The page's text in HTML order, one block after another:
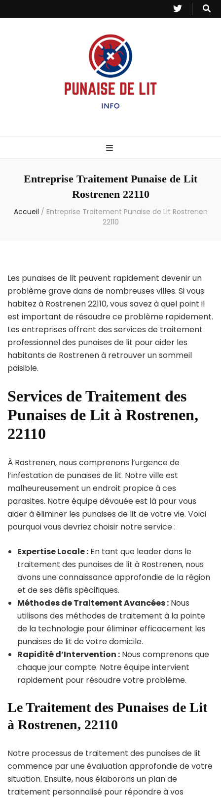
– Info
Entreprise Traitement Punaise de Lit
Rostrenen 22110
Accueil / Entreprise Traitement Punaise de Lit Rostrenen
22110
Les punaises de lit peuvent rapidement devenir un
problème grave dans de nombreuses villes. Si vous
habitez à Rostrenen 22110, vous savez à quel point il
est important de résoudre ce problème rapidement.
Les entreprises offrent des services de traitement
professionnel des punaises de lit pour aider les
habitants de Rostrenen à retrouver un sommeil
paisible.
Services de Traitement des
Punaises de Lit à Rostrenen,
22110
À Rostrenen, nous comprenons l’urgence de
l’infestation de punaises de lit. Notre ville est
malheureusement un endroit propice à ces
parasites. Notre équipe dévouée est là pour vous
aider à éliminer les punaises de lit de votre vie. Voici
pourquoi vous devriez choisir notre service :
Expertise Locale : En tant que leader dans le
traitement des punaises de lit à Rostrenen, nous
avons une connaissance approfondie de la région
et de ses défis spécifiques.
Méthodes de Traitement Avancées : Nous
utilisons des méthodes de traitement à la pointe
de la technologie pour éliminer efficacement les
punaises de lit de votre domicile.
Rapidité d’Intervention : Nous comprenons que
chaque jour compte. Notre équipe intervient
rapidement pour résoudre votre problème.
Le Traitement des Punaises de Lit
à Rostrenen, 22110
Notre processus de traitement des punaises de lit
commence par une évaluation approfondie de votre
situation. Ensuite, nous élaborons un plan de
traitement personnalisé pour répondre à vos